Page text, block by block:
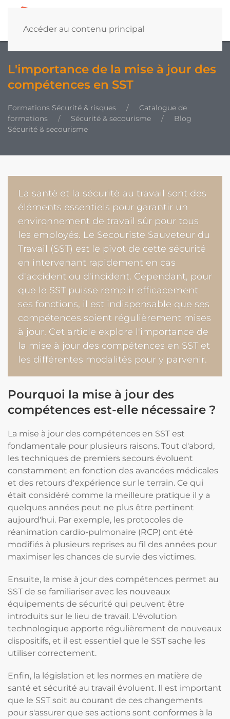
Accéder au contenu principal
L'importance de la mise à jour des
compétences en SST
Formations Sécurité & risques
Catalogue de
formations
Sécurité & secourisme
Blog
Sécurité & secourisme
La santé et la sécurité au travail sont des
éléments essentiels pour garantir un
environnement de travail sûr pour tous
les employés. Le Secouriste Sauveteur du
Travail (SST) est le pivot de cette sécurité
en intervenant rapidement en cas
d'accident ou d'incident. Cependant, pour
que le SST puisse remplir efficacement
ses fonctions, il est indispensable que ses
compétences soient régulièrement mises
à jour. Cet article explore l'importance de
la mise à jour des compétences en SST et
les différentes modalités pour y parvenir.
Pourquoi la mise à jour des
compétences est-elle nécessaire ?
La mise à jour des compétences en SST est
fondamentale pour plusieurs raisons. Tout d'abord,
les techniques de premiers secours évoluent
constamment en fonction des avancées médicales
et des retours d'expérience sur le terrain. Ce qui
était considéré comme la meilleure pratique il y a
quelques années peut ne plus être pertinent
aujourd'hui. Par exemple, les protocoles de
réanimation cardio-pulmonaire (RCP) ont été
modifiés à plusieurs reprises au fil des années pour
maximiser les chances de survie des victimes.
Ensuite, la mise à jour des compétences permet au
SST de se familiariser avec les nouveaux
équipements de sécurité qui peuvent être
introduits sur le lieu de travail. L'évolution
technologique apporte régulièrement de nouveaux
dispositifs, et il est essentiel que le SST sache les
utiliser correctement.
Enfin, la législation et les normes en matière de
santé et sécurité au travail évoluent. Il est important
que le SST soit au courant de ces changements
pour s'assurer que ses actions sont conformes à la